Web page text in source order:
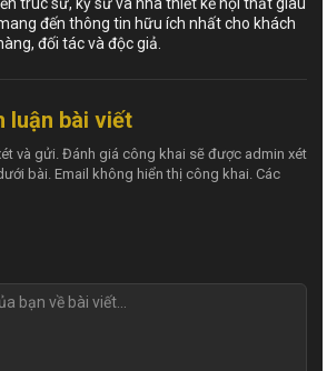
đến thông tin hữu ích nhất cho khách
đối tác và độc giả.
luận bài viết
và gửi. Đánh giá công khai sẽ được admin xét
bài. Email không hiển thị công khai. Các